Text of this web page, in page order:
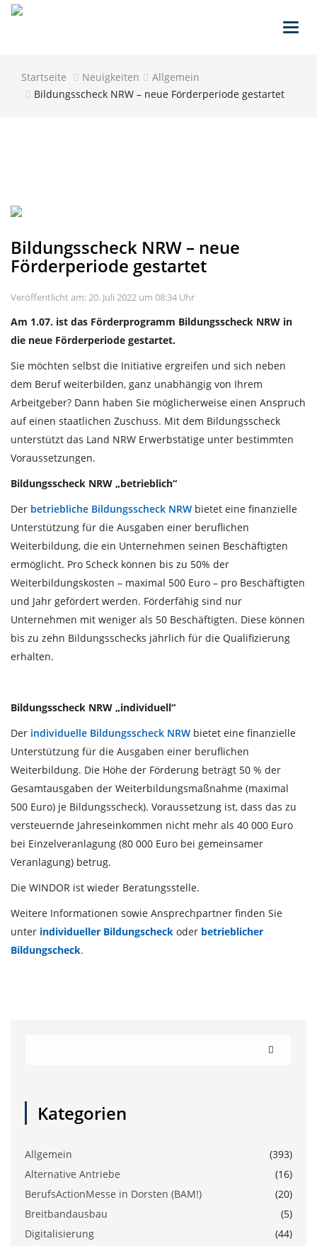
Startseite Neuigkeiten
Allgemein
Bildungsscheck NRW – neue Förderperiode gestartet
Bildungsscheck NRW – neue
Förderperiode gestartet
Veröffentlicht am: 20. Juli 2022 um 08:34 Uhr
Am 1.07. ist das Förderprogramm Bildungsscheck NRW in
die neue Förderperiode gestartet.
Sie möchten selbst die Initiative ergreifen und sich neben
dem Beruf weiterbilden, ganz unabhängig von Ihrem
Arbeitgeber? Dann haben Sie möglicherweise einen Anspruch
auf einen staatlichen Zuschuss. Mit dem Bildungsscheck
unterstützt das Land NRW Erwerbstätige unter bestimmten
Voraussetzungen.
Bildungsscheck NRW „betrieblich“
Der betriebliche Bildungsscheck NRW bietet eine finanzielle
Unterstützung für die Ausgaben einer beruflichen
Weiterbildung, die ein Unternehmen seinen Beschäftigten
ermöglicht. Pro Scheck können bis zu 50% der
Weiterbildungskosten – maximal 500 Euro – pro Beschäftigten
und Jahr gefördert werden. Förderfähig sind nur
Unternehmen mit weniger als 50 Beschäftigten. Diese können
bis zu zehn Bildungsschecks jährlich für die Qualifizierung
erhalten.
Bildungsscheck NRW „individuell“
Der individuelle Bildungsscheck NRW bietet eine finanzielle
Unterstützung für die Ausgaben einer beruflichen
Weiterbildung. Die Höhe der Förderung beträgt 50 % der
Gesamtausgaben der Weiterbildungsmaßnahme (maximal
500 Euro) je Bildungsscheck). Voraussetzung ist, dass das zu
versteuernde Jahreseinkommen nicht mehr als 40 000 Euro
bei Einzelveranlagung (80 000 Euro bei gemeinsamer
Veranlagung) betrug.
Die WINDOR ist wieder Beratungsstelle.
Weitere Informationen sowie Ansprechpartner finden Sie
unter individueller Bildungscheck oder betrieblicher
Bildungscheck.
Kategorien
Allgemein
(393)
Alternative Antriebe
(16)
BerufsActionMesse in Dorsten (BAM!)
(20)
Breitbandausbau
(5)
Digitalisierung
(44)